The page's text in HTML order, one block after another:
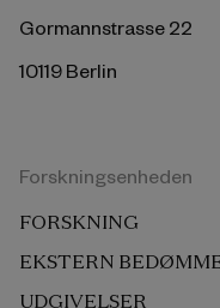
Gormannstrasse 22
10119 Berlin
Forskningsenheden
FORSKNING
EKSTERN
UDGIVELSER